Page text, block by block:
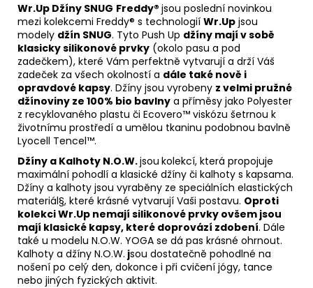
Wr.Up Džíny SNUG Freddy® jsou poslední novinkou
mezi kolekcemi Freddy® s technologií Wr.Up jsou
modely džín SNUG. Tyto Push Up džíny mají v sobě
klasicky silikonové prvky (okolo pasu a pod
zadečkem), které Vám perfektně vytvarují a drží Váš
zadeček za všech okolností a dále také nově i
opravdové kapsy. Džíny jsou vyrobeny z velmi pružné
džínoviny ze 100% bio bavlny a příměsy jako Polyester
z recyklovaného plastu či Ecovero™ viskózu šetrnou k
životnímu prostředí a umělou tkaninu podobnou bavlně
Lyocell Tencel™.
Džíny a Kalhoty N.O.W.jsou kolekcí, která propojuje
maximální pohodlí a klasické džíny či kalhoty s kapsama.
Džíny a kalhoty jsou vyraběny ze speciálních elastických
materiál§, které krásné vytvarují Vaši postavu. Oproti
kolekci Wr.Up nemají silikonové prvky ovšem jsou
mají klasické kapsy, které doprovází zdobení. Dále
také u modelu N.O.W. YOGA se dá pas krásné ohrnout.
Kalhoty a džíny N.O.W. jsou dostatečně pohodlné na
nošení po celý den, dokonce i při cvičení jógy, tance
nebo jiných fyzických aktivit.